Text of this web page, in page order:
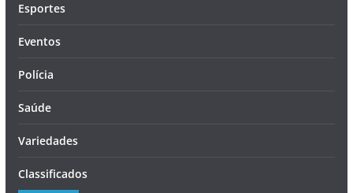
Esportes
Eventos
Polícia
Saúde
Variedades
Classificados